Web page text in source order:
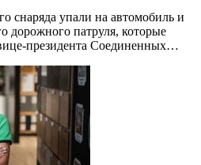
снаряда упали на автомобиль и
дорожного патруля, которые
президента Соединенных…